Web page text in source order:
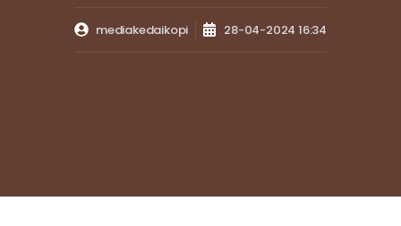
mediakedaikopi 28-04-2024 16:34